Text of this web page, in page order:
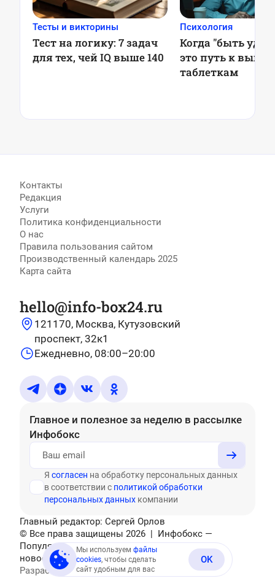
Тесты и викторины
Тест на логику: 7 задач
для тех, чей IQ выше 140
Психология
Когда "быть
это путь к
таблеткам
Контакты
Редакция
Услуги
Политика конфиденциальности
О нас
Правила пользования сайтом
Производственный календарь 2025
Карта сайта
hello@info-box24.ru
121170, Москва, Кутузовский
проспект, 32к1
Ежедневно, 08:00–20:00
Главное и полезное за неделю в рассылке
Инфобокс
Я согласен на обработку персональных данных
в соответствии с политикой обработки
персональных данных компании
Главный редактор: Сергей Орлов
© Все права защищены 2026 | Инфобокс —
Популярные тесты, головоломки, актуальные
новости
РазработаноMediatex
Мы используем файлы
cookies, чтобы сделать
сайт удобным для вас
OK